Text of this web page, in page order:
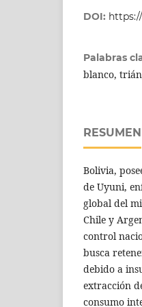
DOI:
Palabras
blanco,
RESUMEN
Bolivia,
de Uyuni,
global del
Chile y
control
busca
debido a
extracción
consumo